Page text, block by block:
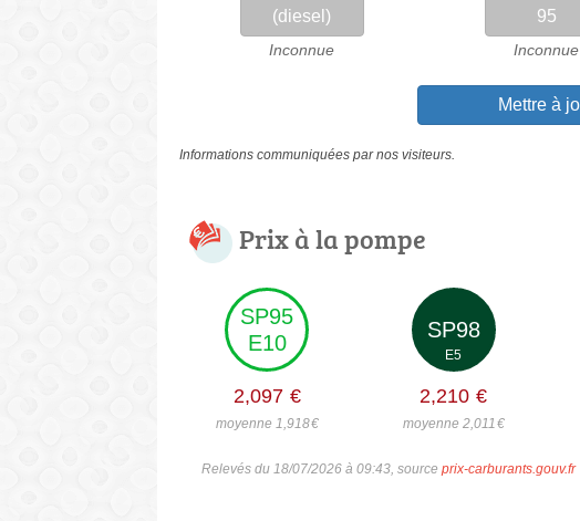
(diesel)
Inconnue
95
Inconnue
Mettre à
Informations communiquées par nos visiteurs.
Prix à la pompe
SP95
E10
2,097 €
moyenne 1,918€
SP98
E5
2,210 €
moyenne 2,011 €
Relevés du 18/07/2026 à 09:43, source prix-carburants.gouv.fr